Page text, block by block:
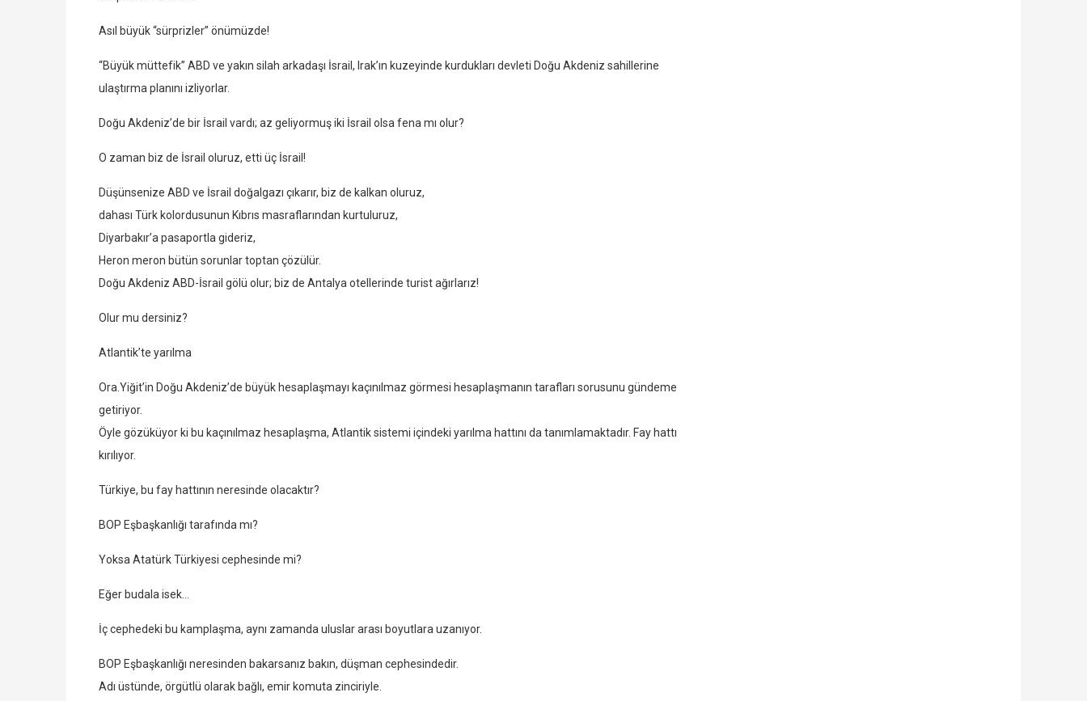
Asıl büyük “sürprizler” önümüzde!
“Büyük müttefik” ABD ve yakın silah arkadaşı İsrail, Irak’ın kuzeyinde kurdukları devleti Doğu Akdeniz sahillerine
ulaştırma planını izliyorlar.
Doğu Akdeniz’de bir İsrail vardı; az geliyormuş iki İsrail olsa fena mı olur?
O zaman biz de İsrail oluruz, etti üç İsrail!
Düşünsenize ABD ve İsrail doğalgazı çıkarır, biz de kalkan oluruz,
dahası Türk kolordusunun Kıbrıs masraflarından kurtuluruz,
Diyarbakır’a pasaportla gideriz,
Heron meron bütün sorunlar toptan çözülür.
Doğu Akdeniz ABD-İsrail gölü olur; biz de Antalya otellerinde turist ağırlarız!
Olur mu dersiniz?
Atlantik’te yarılma
Ora.Yiğit’in Doğu Akdeniz’de büyük hesaplaşmayı kaçınılmaz görmesi hesaplaşmanın tarafları sorusunu gündeme
getiriyor.
Öyle gözüküyor ki bu kaçınılmaz hesaplaşma, Atlantik sistemi içindeki yarılma hattını da tanımlamaktadır. Fay hattı
kırılıyor.
Türkiye, bu fay hattının neresinde olacaktır?
BOP Eşbaşkanlığı tarafında mı?
Yoksa Atatürk Türkiyesi cephesinde mi?
Eğer budala isek…
İç cephedeki bu kamplaşma, aynı zamanda uluslar arası boyutlara uzanıyor.
BOP Eşbaşkanlığı neresinden bakarsanız bakın, düşman cephesindedir.
Adı üstünde, örgütlü olarak bağlı, emir komuta zinciriyle.